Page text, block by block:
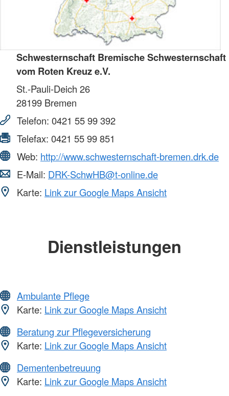
Schwesternschaft Bremische Schwesternschaft
vom Roten Kreuz e.V.
St.-Pauli-Deich 26
28199 Bremen
Telefon: 0421 55 99 392
Telefax: 0421 55 99 851
Web: http://www.schwesternschaft-bremen.drk.de
E-Mail: DRK-SchwHB@t-online.de
Karte: Link zur Google Maps Ansicht
Dienstleistungen
Ambulante Pflege
Karte: Link zur Google Maps Ansicht
Beratung zur Pflegeversicherung
Karte: Link zur Google Maps Ansicht
Dementenbetreuung
Karte: Link zur Google Maps Ansicht